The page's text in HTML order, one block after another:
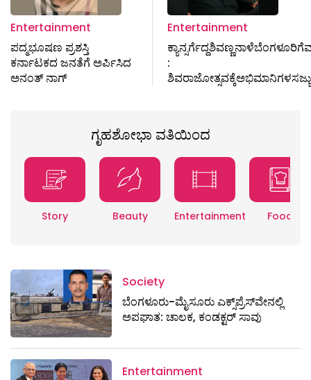
Entertainment
ಪದ್ಮಭೂಷಣ ಪ್ರಶಸ್ತಿ
ಕರ್ನಾಟಕದ ಜನತೆಗೆ ಅರ್ಪಿಸಿದ
ಅನಂತ್ ನಾಗ್
Entertainment
:
ಶಿವರಾಜೋತ್ಸವಕ್ಕೆಅಭಿಮಾನಿಗಳಸಜ್ಜು
ಗೃಹಶೋಭಾ ವತಿಯಿಂದ
Story Beauty Entertainment Food
Society
ಬೆಂಗಳೂರು-ಮೈಸೂರು ಎಕ್ಸ್​ಪ್ರೆಸ್‌ವೇನಲ್ಲಿ
ಅಪಘಾತ: ಚಾಲಕ, ಕಂಡಕ್ಟರ್ ಸಾವು
Entertainment